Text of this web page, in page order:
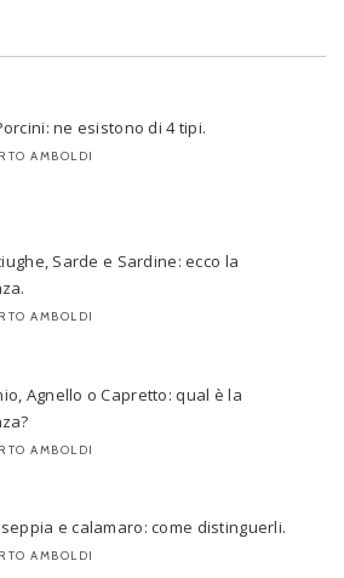
ne esistono di 4 tipi.
AMBOLDI
Sarde e Sardine: ecco la
AMBOLDI
Agnello o Capretto: qual è la
AMBOLDI
e calamaro: come distinguerli.
AMBOLDI